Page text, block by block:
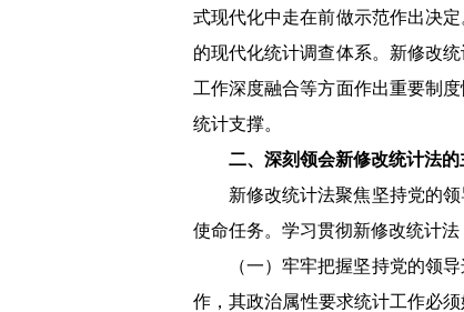
式现代化中走在前做示范作出决
的现代化统计调查体系。新修改
工作深度融合等方面作出重要制
统计支撑。
二、深刻领会新修改统计法
新修改统计法聚焦坚持党的
使命任务。学习贯彻新修改统计
（一）牢牢把握坚持党的领
作，其政治属性要求统计工作必